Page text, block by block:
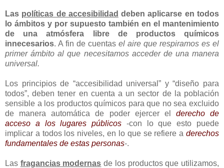
Las políticas de accesibilidad deben aplicarse en todos
lo ámbitos y por supuesto también en el mantenimiento
de una atmósfera libre de productos químicos
innecesarios. A fin de cuentas el aire que respiramos es el
primer ámbito al que necesitamos acceder de una manera
universal.
Los principios de “accesibilidad universal” y “diseño para
todos”, deben tener en cuenta a un sector de la población
sensible a los productos químicos para que no sea excluido
de manera automática de poder ejercer el derecho de
acceso a los lugares públicos -con lo que esto puede
implicar a todos los niveles, en lo que se refiere a derechos
fundamentales de estas personas-.
Las fragancias modernas de los productos que utilizamos,